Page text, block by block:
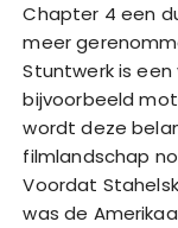
Chapter 4 een
meer
Stuntwerk is
bijvoorbeeld
wordt deze
filmlandschap
Voordat
was de